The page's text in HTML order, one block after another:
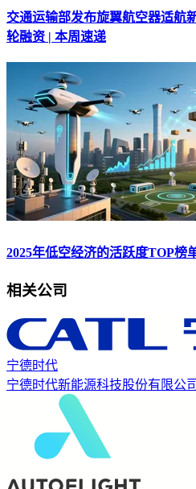
交通运输部发布旋翼航空器适航
轮融资 | 本周速递
2025年低空经济的活跃度TOP榜
相关公司
宁德时代
宁德时代新能源科技股份有限公司